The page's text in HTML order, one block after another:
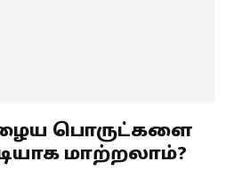
பொருட்களை
மாற்றலாம்?